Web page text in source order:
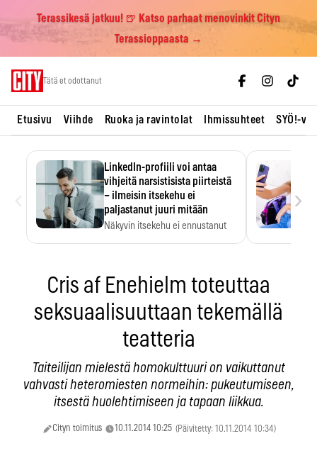
Terassikesä jatkuu! 🍺 Katso parhaat menovinkit Cityn
Terassioppaasta →
Tätä et odottanut
Etusivu Viihde Ruoka ja ravintolat Ihmissuhteet SYÖ!-
LinkedIn-profiili voi antaa
vihjeitä narsistisista piirteistä
– ilmeisin itsekehu ei
paljastanut juuri mitään
Näkyvin itsekehu ei ennustanut
›
Cris af Enehielm toteuttaa
seksuaalisuuttaan tekemällä
teatteria
Taiteilijan mielestä homokulttuuri on vaikuttanut
vahvasti heteromiesten normeihin: pukeutumiseen,
itsestä huolehtimiseen ja tapaan liikkua.
Cityn toimitus 10.11.2014 10:25 (Päivitetty: 10.11.2014 10:34)